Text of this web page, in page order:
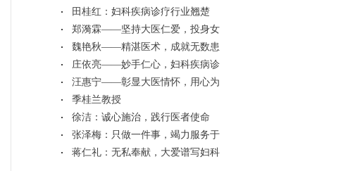
健康护航
田桂红：妇科疾病诊疗行业翘楚
郑漪霖——坚持大医仁爱，投身女
性健康事
魏艳秋——精湛医术，成就无数患
者健康梦
庄依亮——妙手仁心，妇科疾病诊
疗界的“
汪惠宁——彰显大医情怀，用心为
患者解忧
季桂兰教授
徐洁：诚心施治，践行医者使命
张泽梅：只做一件事，竭力服务于
妇科疾病
蒋仁礼：无私奉献，大爱谱写妇科